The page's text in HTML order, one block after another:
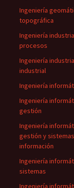
Ingeniería
topográfica
Ingeniería
procesos
Ingeniería
industrial
Ingeniería
Ingeniería
gestión
Ingeniería
gestión y
información
Ingeniería
sistemas
Ingeniería